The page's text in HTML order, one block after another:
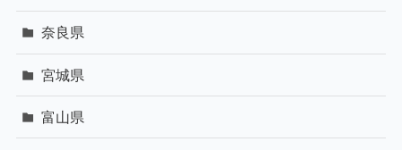
奈良県
宮城県
富山県